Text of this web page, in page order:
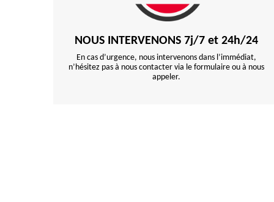
NOUS INTERVENONS 7j/7 et 24h/24
En cas d’urgence, nous intervenons dans l’immédiat,
n’hésitez pas à nous contacter via le formulaire ou à nous
appeler.